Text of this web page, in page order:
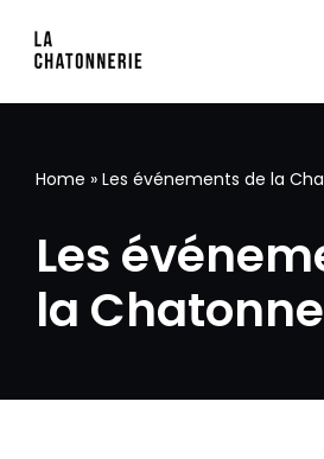
Aller
Home » Les événements de la
Les
la